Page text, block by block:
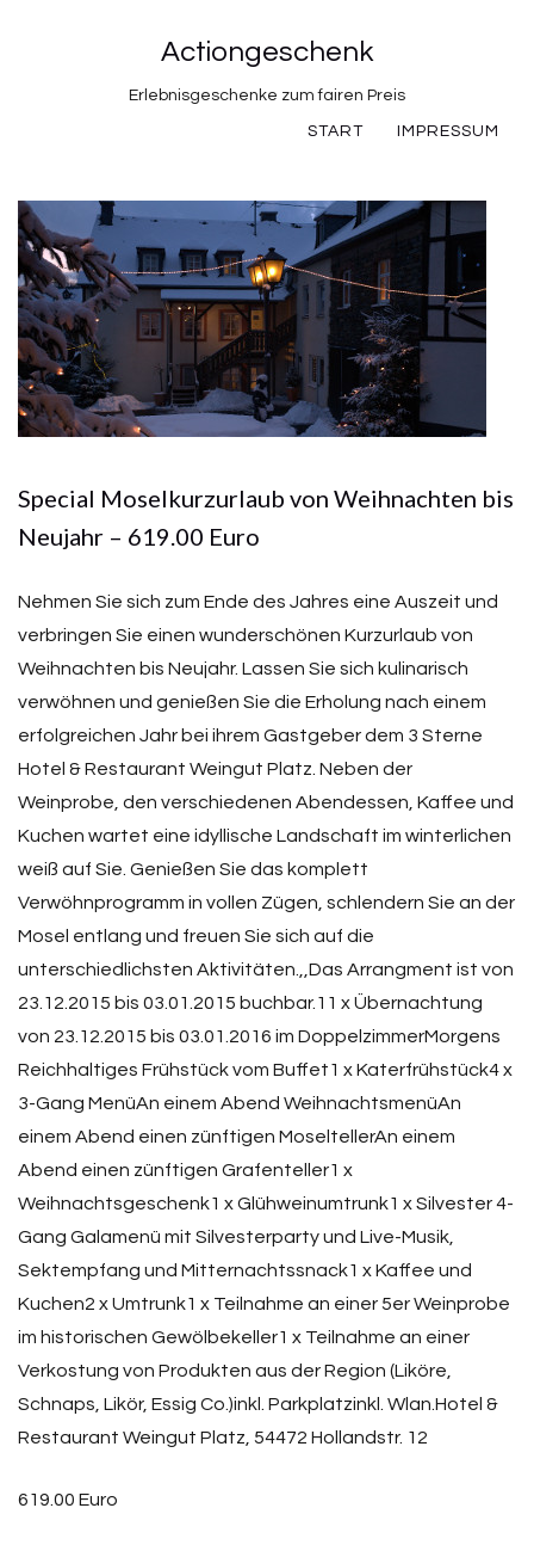
Actiongeschenk
Erlebnisgeschenke zum fairen Preis
START IMPRESSUM
Special Moselkurzurlaub von Weihnachten bis
Neujahr – 619.00 Euro
Nehmen Sie sich zum Ende des Jahres eine Auszeit und
verbringen Sie einen wunderschönen Kurzurlaub von
Weihnachten bis Neujahr. Lassen Sie sich kulinarisch
verwöhnen und genießen Sie die Erholung nach einem
erfolgreichen Jahr bei ihrem Gastgeber dem 3 Sterne
Hotel & Restaurant Weingut Platz. Neben der
Weinprobe, den verschiedenen Abendessen, Kaffee und
Kuchen wartet eine idyllische Landschaft im winterlichen
weiß auf Sie. Genießen Sie das komplett
Verwöhnprogramm in vollen Zügen, schlendern Sie an der
Mosel entlang und freuen Sie sich auf die
unterschiedlichsten Aktivitäten.,,Das Arrangment ist von
23.12.2015 bis 03.01.2015 buchbar.11 x Übernachtung
von 23.12.2015 bis 03.01.2016 im DoppelzimmerMorgens
Reichhaltiges Frühstück vom Buffet1 x Katerfrühstück4 x
3-Gang MenüAn einem Abend WeihnachtsmenüAn
einem Abend einen zünftigen MoseltellerAn einem
Abend einen zünftigen Grafenteller1 x
Weihnachtsgeschenk1 x Glühweinumtrunk1 x Silvester 4-
Gang Galamenü mit Silvesterparty und Live-Musik,
Sektempfang und Mitternachtssnack1 x Kaffee und
Kuchen2 x Umtrunk1 x Teilnahme an einer 5er Weinprobe
im historischen Gewölbekeller1 x Teilnahme an einer
Verkostung von Produkten aus der Region (Liköre,
Schnaps, Likör, Essig Co.)inkl. Parkplatzinkl. Wlan.Hotel &
Restaurant Weingut Platz, 54472 Hollandstr. 12
619.00 Euro